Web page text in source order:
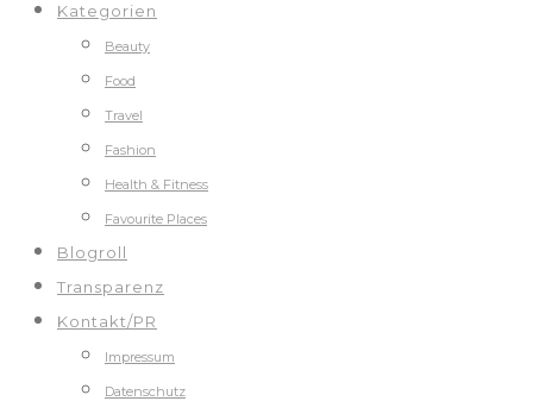
Kategorien
Beauty
Food
Travel
Fashion
Health & Fitness
Favourite Places
Blogroll
Transparenz
Kontakt/PR
Impressum
Datenschutz